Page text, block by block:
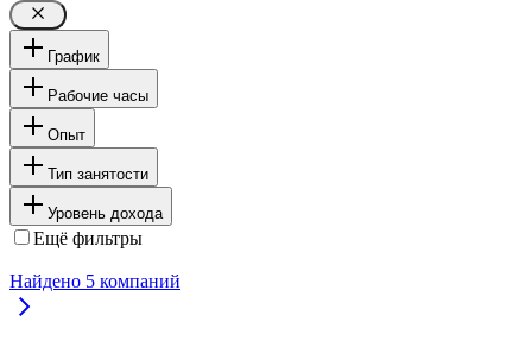
График
Рабочие часы
Опыт
Тип занятости
Уровень дохода
Ещё фильтры
Найдено 5 компаний